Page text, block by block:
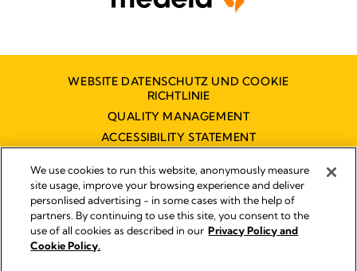
WEBSITE DATENSCHUTZ UND COOKIE
RICHTLINIE
QUALITY MANAGEMENT
ACCESSIBILITY STATEMENT
BARRIEREFREIHEITSERKLÄRUNG
Impressum
We use cookies to run this website, anonymously measure
site usage, improve your browsing experience and deliver
personlised advertising - in some cases with the help of
partners. By continuing to use this site, you consent to the
use of all cookies as described in our Privacy Policy and
Cookie Policy.